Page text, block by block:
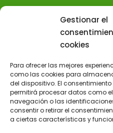
Gestionar el
cookies
Para ofrecer las mejores
como las cookies para
del dispositivo. El
permitirá procesar datos como
navegación o las
consentir o retirar el
a ciertas características y
Diseño de stands en
Empresas de decoración
Empresas de diseño de
Escaparatistas en Madrid